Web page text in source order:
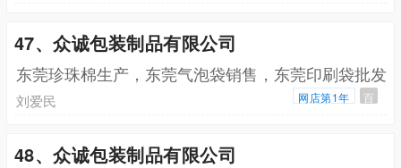
47、众诚包装制品有限公司
东莞珍珠棉生产，东莞气泡袋销售，东莞印刷袋批发
刘爱民 网店第1年 百
48、众诚包装制品有限公司